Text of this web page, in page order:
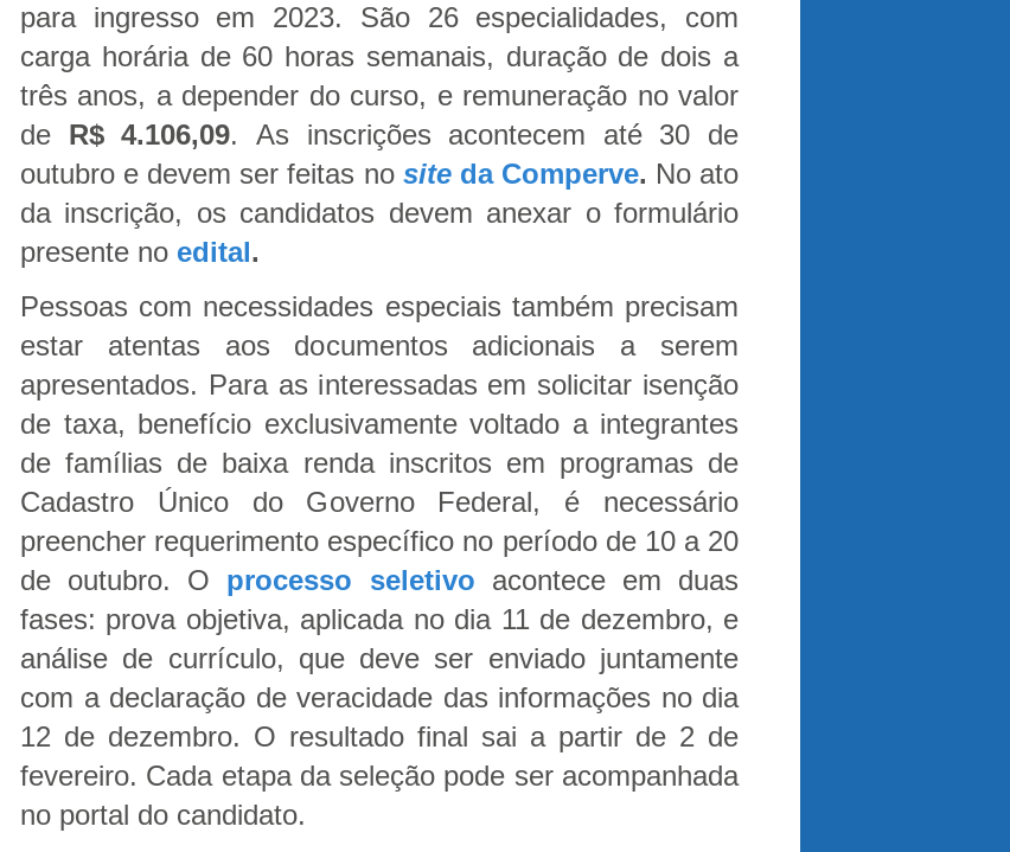
para ingresso em 2023. São 26 especialidades, com
carga horária de 60 horas semanais, duração de dois a
três anos, a depender do curso, e remuneração no valor
de R$ 4.106,09. As inscrições acontecem até 30 de
outubro e devem ser feitas no siteda Comperve. No ato
da inscrição, os candidatos devem anexar o formulário
presente no edital.
Pessoas com necessidades especiais também precisam
estar atentas aos documentos adicionais a serem
apresentados. Para as interessadas em solicitar isenção
de taxa, benefício exclusivamente voltado a integrantes
de famílias de baixa renda inscritos em programas de
Cadastro Único do Governo Federal, é necessário
preencher requerimento específico no período de 10 a 20
de outubro. O processo seletivo acontece em duas
fases: prova objetiva, aplicada no dia 11 de dezembro, e
análise de currículo, que deve ser enviado juntamente
com a declaração de veracidade das informações no dia
12 de dezembro. O resultado final sai a partir de 2 de
fevereiro. Cada etapa da seleção pode ser acompanhada
no portal do candidato.